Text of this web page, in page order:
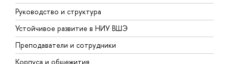
Руководство и структура
Устойчивое развитие в НИУ ВШЭ
Преподаватели и сотрудники
Корпуса и общежития